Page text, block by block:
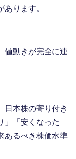
ります。
値動きが完全に連
日本株の寄り付き
」「安くなった
あるべき株価水準